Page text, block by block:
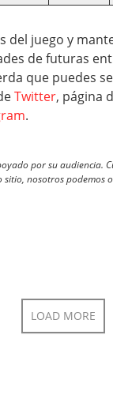
del juego y
de futuras
que puedes
Twitter, página
.
por su audiencia.
sitio, nosotros podemos
LOAD MORE